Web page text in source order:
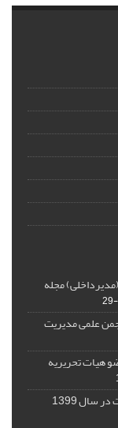
مجله
علمی مدیریت
هیات تحریریه
سال 1399